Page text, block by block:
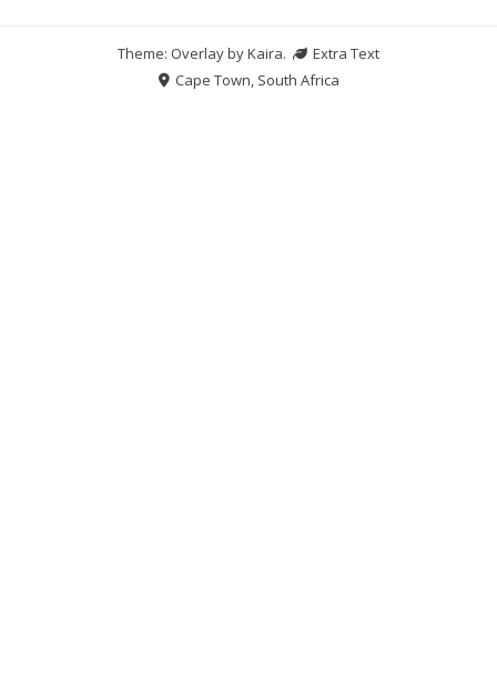
Theme: Overlay byKaira.
Extra Text
Cape Town, South Africa